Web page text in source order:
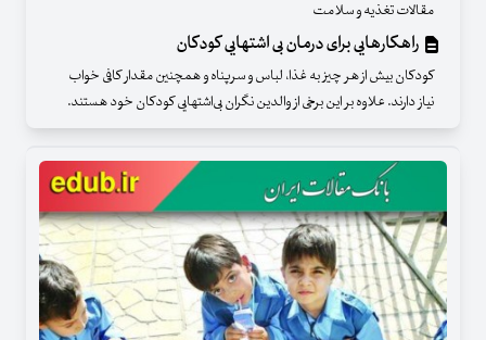
مقالات تغذیه و سلامت
راهکارهایی برای درمان بی اشتهایی کودکان
کودکان بیش از هر چیز به غذا، لباس و سرپناه و همچنین مقدار کافی خواب
نیاز دارند. علاوه بر این برخی از والدین نگران بی‌اشتهایی کودکان خود هستند.